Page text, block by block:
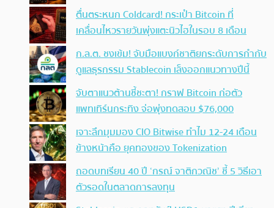
ตื่นตระหนก Coldcard! กระเป๋า Bitcoin ที่
เคลื่อนไหวรายวันพุ่งแตะนิวไฮในรอบ 8 เดือน
ก.ล.ต. ชงเข้ม! จับมือแบงก์ชาติยกระดับการกำกับ
ดูแลธุรกรรม Stablecoin เล็งออกแนวทางปีนี้
จับตาแนวต้านชี้ชะตา! กราฟ Bitcoin ก่อตัว
แพทเทิร์นกระทิง จ่อพุ่งทดสอบ $76,000
เจาะลึกมุมมอง CIO Bitwise ทำไม 12-24 เดือน
ข้างหน้าคือ ยุคทองของ Tokenization
ถอดบทเรียน 40 ปี ‘กรณ์ จาติกวณิช’ ชี้ 5 วิธีเอา
ตัวรอดในตลาดการลงทุน